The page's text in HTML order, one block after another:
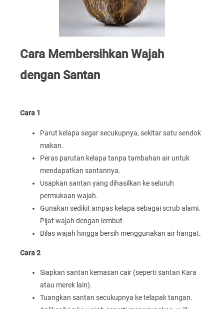
Cara Membersihkan Wajah
dengan Santan
Cara 1
Parut kelapa segar secukupnya, sekitar satu sendok
makan.
Peras parutan kelapa tanpa tambahan air untuk
mendapatkan santannya.
Usapkan santan yang dihasilkan ke seluruh
permukaan wajah.
Gunakan sedikit ampas kelapa sebagai scrub alami.
Pijat wajah dengan lembut.
Bilas wajah hingga bersih menggunakan air hangat.
Cara 2
Siapkan santan kemasan cair (seperti santan Kara
atau merek lain).
Tuangkan santan secukupnya ke telapak tangan.